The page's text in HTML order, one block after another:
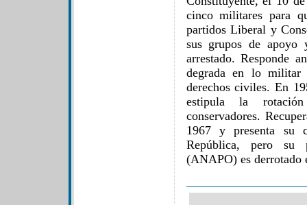
cinco militares para
partidos Liberal y
sus grupos de
arrestado. Responde
degrada en lo
derechos civiles. En
estipula la
conservadores.
1967 y presenta su
República, pero su
(ANAPO) es derrotado